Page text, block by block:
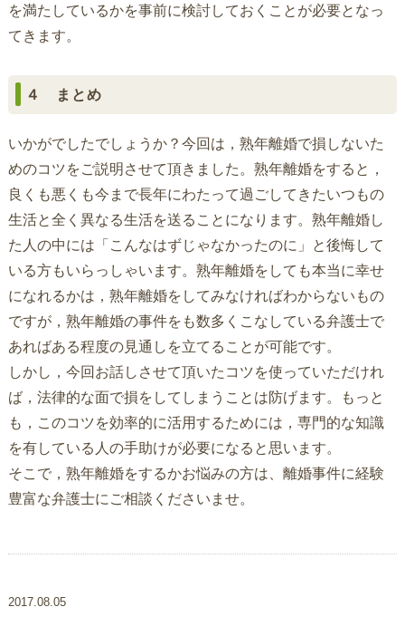
を満たしているかを事前に検討しておくことが必要となっ
てきます。
４ まとめ
いかがでしたでしょうか？今回は，熟年離婚で損しないた
めのコツをご説明させて頂きました。熟年離婚をすると，
良くも悪くも今まで長年にわたって過ごしてきたいつもの
生活と全く異なる生活を送ることになります。熟年離婚し
た人の中には「こんなはずじゃなかったのに」と後悔して
いる方もいらっしゃいます。熟年離婚をしても本当に幸せ
になれるかは，熟年離婚をしてみなければわからないもの
ですが，熟年離婚の事件をも数多くこなしている弁護士で
あればある程度の見通しを立てることが可能です。
しかし，今回お話しさせて頂いたコツを使っていただけれ
ば，法律的な面で損をしてしまうことは防げます。もっと
も，このコツを効率的に活用するためには，専門的な知識
を有している人の手助けが必要になると思います。
そこで，熟年離婚をするかお悩みの方は、離婚事件に経験
豊富な弁護士にご相談くださいませ。
2017.08.05